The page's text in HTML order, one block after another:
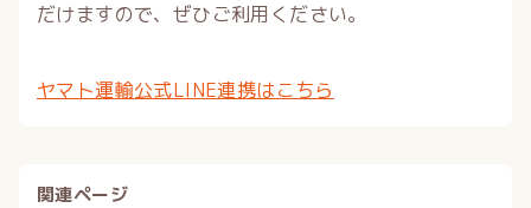
だけますので、ぜひご利用ください。
ヤマト運輸公式LINE連携はこちら
関連ページ